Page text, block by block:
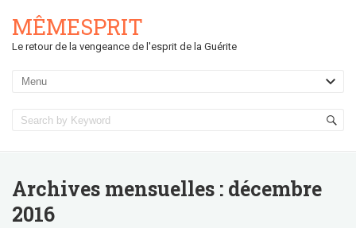
MÊMESPRIT
Le retour de la vengeance de l'esprit de la Guérite
Archives mensuelles : décembre
2016